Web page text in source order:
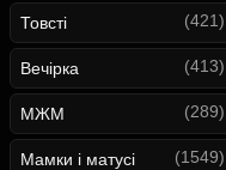
Товсті (421)
Вечірка (413)
МЖМ (289)
Мамки і матусі (1549)